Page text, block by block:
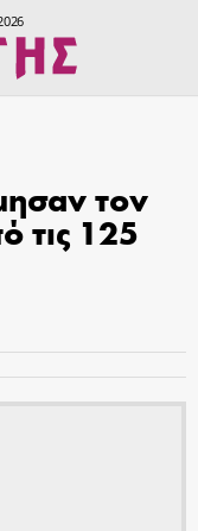
τον
τις 125